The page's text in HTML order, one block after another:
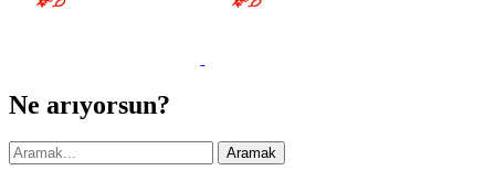
Ne arıyorsun?
Aramak